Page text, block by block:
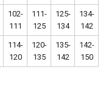
102-
111
111-
125
125-
134
134-
142
114-
120
120-
135
135-
142
142-
150